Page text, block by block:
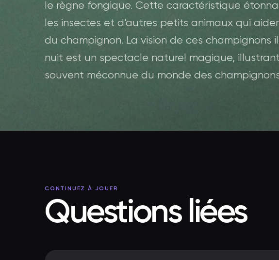
le règne fongique. Cette caractéristique
les insectes et d'autres petits animaux qui
du champignon. La vision de ces champignons
nuit est un spectacle naturel magique,
souvent méconnue du monde des
CONTINUEZ À JOUER
Questions liées